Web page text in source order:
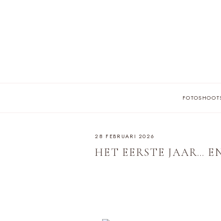
28 FEBRUARI 2026
HET EERSTE JAAR…